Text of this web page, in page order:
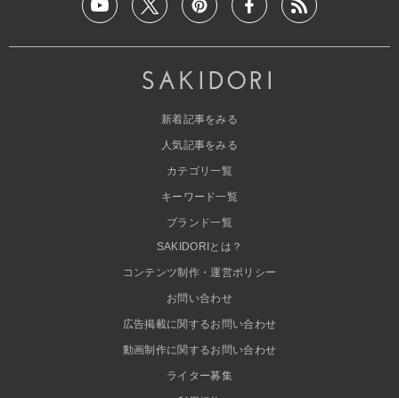
新着記事をみる
人気記事をみる
カテゴリ一覧
キーワード一覧
ブランド一覧
SAKIDORIとは？
コンテンツ制作・運営ポリシー
お問い合わせ
広告掲載に関するお問い合わせ
動画制作に関するお問い合わせ
ライター募集